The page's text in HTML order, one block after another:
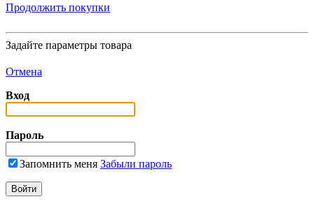
Продолжить покупки
Задайте параметры товара
Отмена
Вход
Пароль
Запомнить меня Забыли пароль